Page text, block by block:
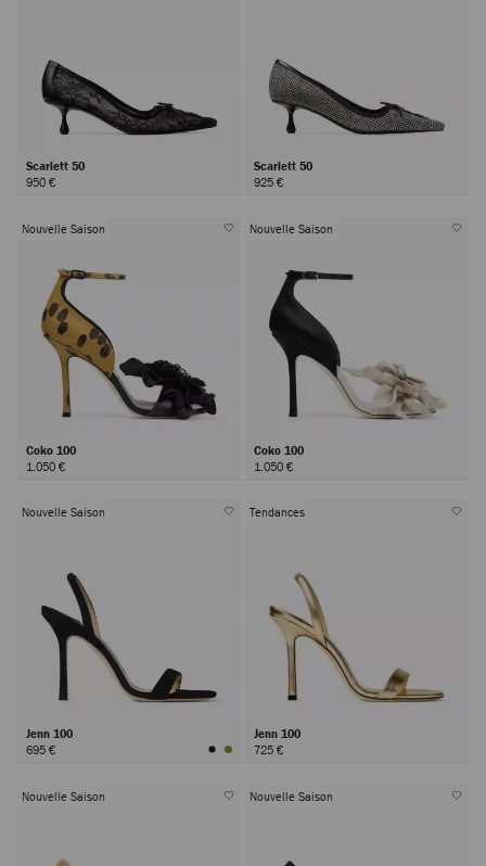
Scarlett 50
950 €
Scarlett 50
925 €
Nouvelle Saison
Coko 100
1.050 €
Nouvelle Saison
Coko 100
1.050 €
Nouvelle Saison
Jenn 100
695 €
Tendances
Jenn 100
725 €
Nouvelle Saison Nouvelle Saison